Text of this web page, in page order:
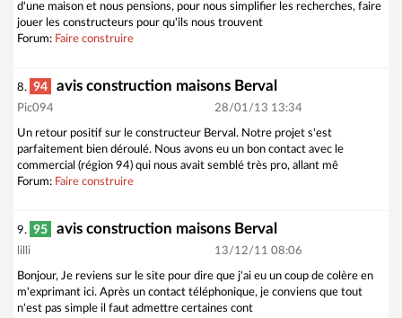
d'une maison et nous pensions, pour nous simplifier les recherches, faire
jouer les constructeurs pour qu'ils nous trouvent
Forum: Faire construire
8. 94 avis construction maisons Berval
Pic094 28/01/13 13:34
Un retour positif sur le constructeur Berval. Notre projet s'est
parfaitement bien déroulé. Nous avons eu un bon contact avec le
commercial (région 94) qui nous avait semblé très pro, allant mê
Forum: Faire construire
9. 95 avis construction maisons Berval
lilli 13/12/11 08:06
Bonjour, Je reviens sur le site pour dire que j'ai eu un coup de colère en
m'exprimant ici. Après un contact téléphonique, je conviens que tout
n'est pas simple il faut admettre certaines cont